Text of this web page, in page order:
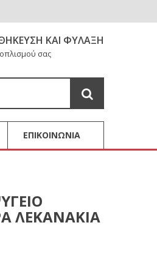
ΚΑΙ ΦΎΛΑΞΗ
σας
ΕΠΙΚΟΙΝΩΝΙΑ
ΛΕΚΑΝΑΚΙΑ